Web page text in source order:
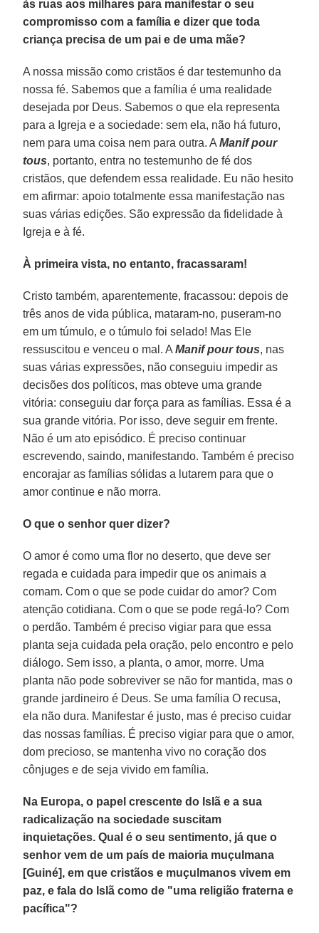
às ruas aos milhares para manifestar o seu
compromisso com a família e dizer que toda
criança precisa de um pai e de uma mãe?
A nossa missão como cristãos é dar testemunho da
nossa fé. Sabemos que a família é uma realidade
desejada por Deus. Sabemos o que ela representa
para a Igreja e a sociedade: sem ela, não há futuro,
nem para uma coisa nem para outra. AManif pour
tous, portanto, entra no testemunho de fé dos
cristãos, que defendem essa realidade. Eu não hesito
em afirmar: apoio totalmente essa manifestação nas
suas várias edições. São expressão da fidelidade à
Igreja e à fé.
À primeira vista, no entanto, fracassaram!
Cristo também, aparentemente, fracassou: depois de
três anos de vida pública, mataram-no, puseram-no
em um túmulo, e o túmulo foi selado! Mas Ele
ressuscitou e venceu o mal. AManif pour tous, nas
suas várias expressões, não conseguiu impedir as
decisões dos políticos, mas obteve uma grande
vitória: conseguiu dar força para as famílias. Essa é a
sua grande vitória. Por isso, deve seguir em frente.
Não é um ato episódico. É preciso continuar
escrevendo, saindo, manifestando. Também é preciso
encorajar as famílias sólidas a lutarem para que o
amor continue e não morra.
O que o senhor quer dizer?
O amor é como uma flor no deserto, que deve ser
regada e cuidada para impedir que os animais a
comam. Com o que se pode cuidar do amor? Com
atenção cotidiana. Com o que se pode regá-lo? Com
o perdão. Também é preciso vigiar para que essa
planta seja cuidada pela oração, pelo encontro e pelo
diálogo. Sem isso, a planta, o amor, morre. Uma
planta não pode sobreviver se não for mantida, mas o
grande jardineiro é Deus. Se uma família O recusa,
ela não dura. Manifestar é justo, mas é preciso cuidar
das nossas famílias. É preciso vigiar para que o amor,
dom precioso, se mantenha vivo no coração dos
cônjuges e de seja vivido em família.
Na Europa, o papel crescente do Islã e a sua
radicalização na sociedade suscitam
inquietações. Qual é o seu sentimento, já que o
senhor vem de um país de maioria muçulmana
[Guiné], em que cristãos e muçulmanos vivem em
paz, e fala do Islã como de "uma religião fraterna e
pacífica"?